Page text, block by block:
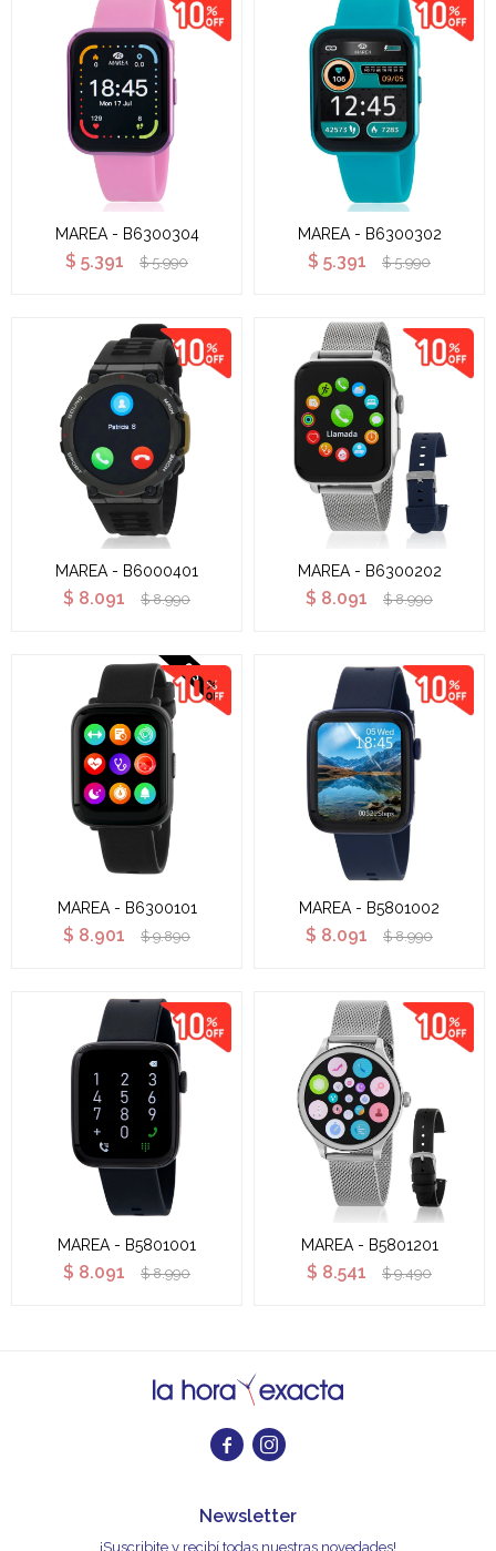
MAREA - B6300304
$ 5.391 $ 5.990
MAREA - B6300302
$ 5.391 $ 5.990
MAREA - B6000401
$ 8.091 $ 8.990
MAREA - B6300202
$ 8.091 $ 8.990
MAREA - B6300101
$ 8.901 $ 9.890
MAREA - B5801002
$ 8.091 $ 8.990
MAREA - B5801001
$ 8.091 $ 8.990
MAREA - B5801201
$ 8.541 $ 9.490
 
Newsletter
¡Suscribite y recibí todas nuestras novedades!